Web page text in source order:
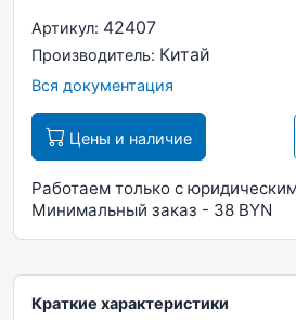
Артикул: 42407
Производитель: Китай
Вся документация
Цены и наличие
Работаем только с
Минимальный заказ - 38 BYN
Краткие характеристики